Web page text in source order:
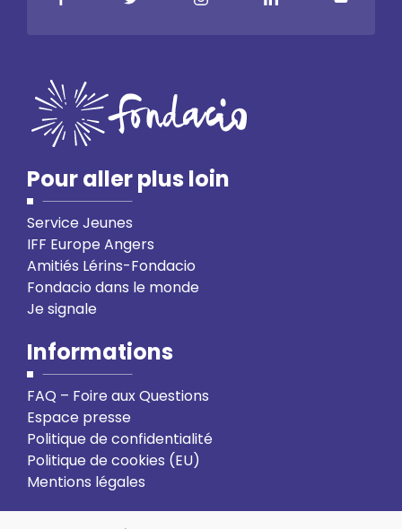
Pour aller plus loin
Service Jeunes
IFF Europe Angers
Amitiés Lérins-Fondacio
Fondacio dans le monde
Je signale
Informations
FAQ – Foire aux Questions
Espace presse
Politique de confidentialité
Politique de cookies (EU)
Mentions légales